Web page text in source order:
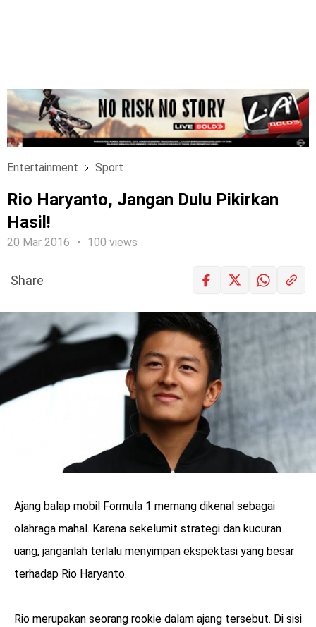
Entertainment Sport
Rio Haryanto, Jangan Dulu Pikirkan
Hasil!
20 Mar 2016 100 views
benefit
LOGIN
Share
Ajang balap mobil Formula 1 memang dikenal sebagai
olahraga mahal. Karena sekelumit strategi dan kucuran
uang, janganlah terlalu menyimpan ekspektasi yang besar
terhadap Rio Haryanto.
Rio merupakan seorang rookie dalam ajang tersebut. Di sisi